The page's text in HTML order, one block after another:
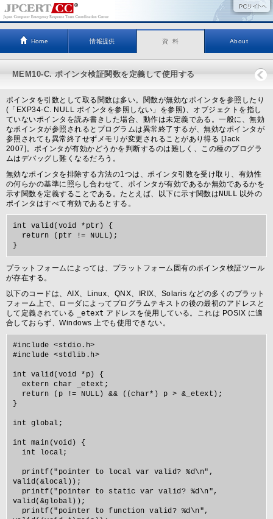
Home 情報提供 資 料 About
MEM10-C. ポインタ検証関数を定義して使用する
ポインタを引数として取る関数は多い。関数が無効なポインタを参照したり
(「EXP34-C. NULL ポインタを参照しない」を参照)、オブジェクトを指し
ていないポインタを読み書きした場合、動作は未定義である。一般に、無効
なポインタが参照されるとプログラムは異常終了するが、無効なポインタが
参照されても異常終了せずメモリが変更されることがあり得る [Jack
2007]。ポインタが有効かどうかを判断するのは難しく、この種のプログラ
ムはデバッグし難くなるだろう。
無効なポインタを排除する方法の1つは、ポインタ引数を受け取り、有効性
の何らかの基準に照らし合わせて、ポインタが有効であるか無効であるかを
示す関数を定義することである。たとえば、以下に示す関数は NULL 以外の
ポインタはすべて有効であるとする。
int valid(void *ptr) {
プラットフォームによっては、プラットフォーム固有のポインタ検証ツール
が存在する。
以下のコードは、AIX、Linux、QNX、IRIX、Solaris などの多くのプラット
フォーム上で、ローダによってプログラムテキストの後の最初のアドレスと
して定義されている
_etext アドレスを使用している。これは POSIX に適
合しておらず、Windows 上でも使用できない。
#include <stdio.h>
#include <stdlib.h>
int valid(void *p) {
}
int global;
int main(void) {
valid(&local));
valid(&global));